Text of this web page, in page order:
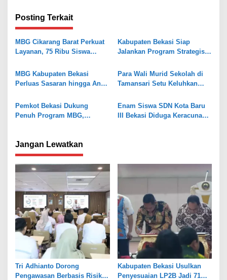
g
a
s
i
p
o
s
Posting Terkait
MBG Cikarang Barat Perkuat
Layanan, 75 Ribu Siswa
Manfaat
Kabupaten Bekasi Siap
Jalankan Program Strategis
Putih, MBG, Penataan Tata
Ruang
MBG Kabupaten Bekasi
Perluas Sasaran hingga Anak
Para Wali Murid Sekolah di
Tamansari Setu Keluhkan
Pemkot Bekasi Dukung
Penuh Program MBG,
Enam Siswa SDN Kota Baru
III Bekasi Diduga Keracunan
Jangan Lewatkan
Tri Adhianto Dorong
Pengawasan Berbasis Risiko,
Kabupaten Bekasi Usulkan
Penyesuaian LP2B Jadi 71